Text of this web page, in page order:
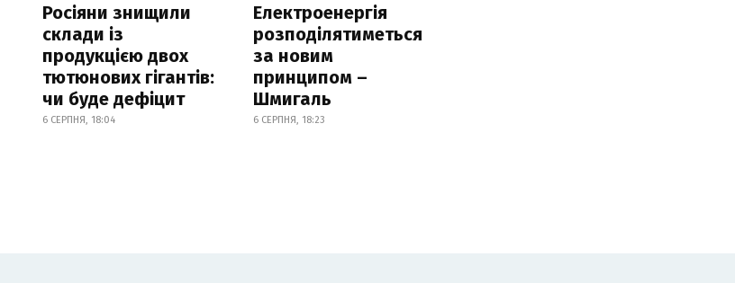
Росіяни знищили
склади із
продукцією двох
тютюнових гігантів:
чи буде дефіцит
6 СЕРПНЯ, 18:04
Електроенергія
розподілятиметься
за новим
принципом –
Шмигаль
6 СЕРПНЯ, 18:23